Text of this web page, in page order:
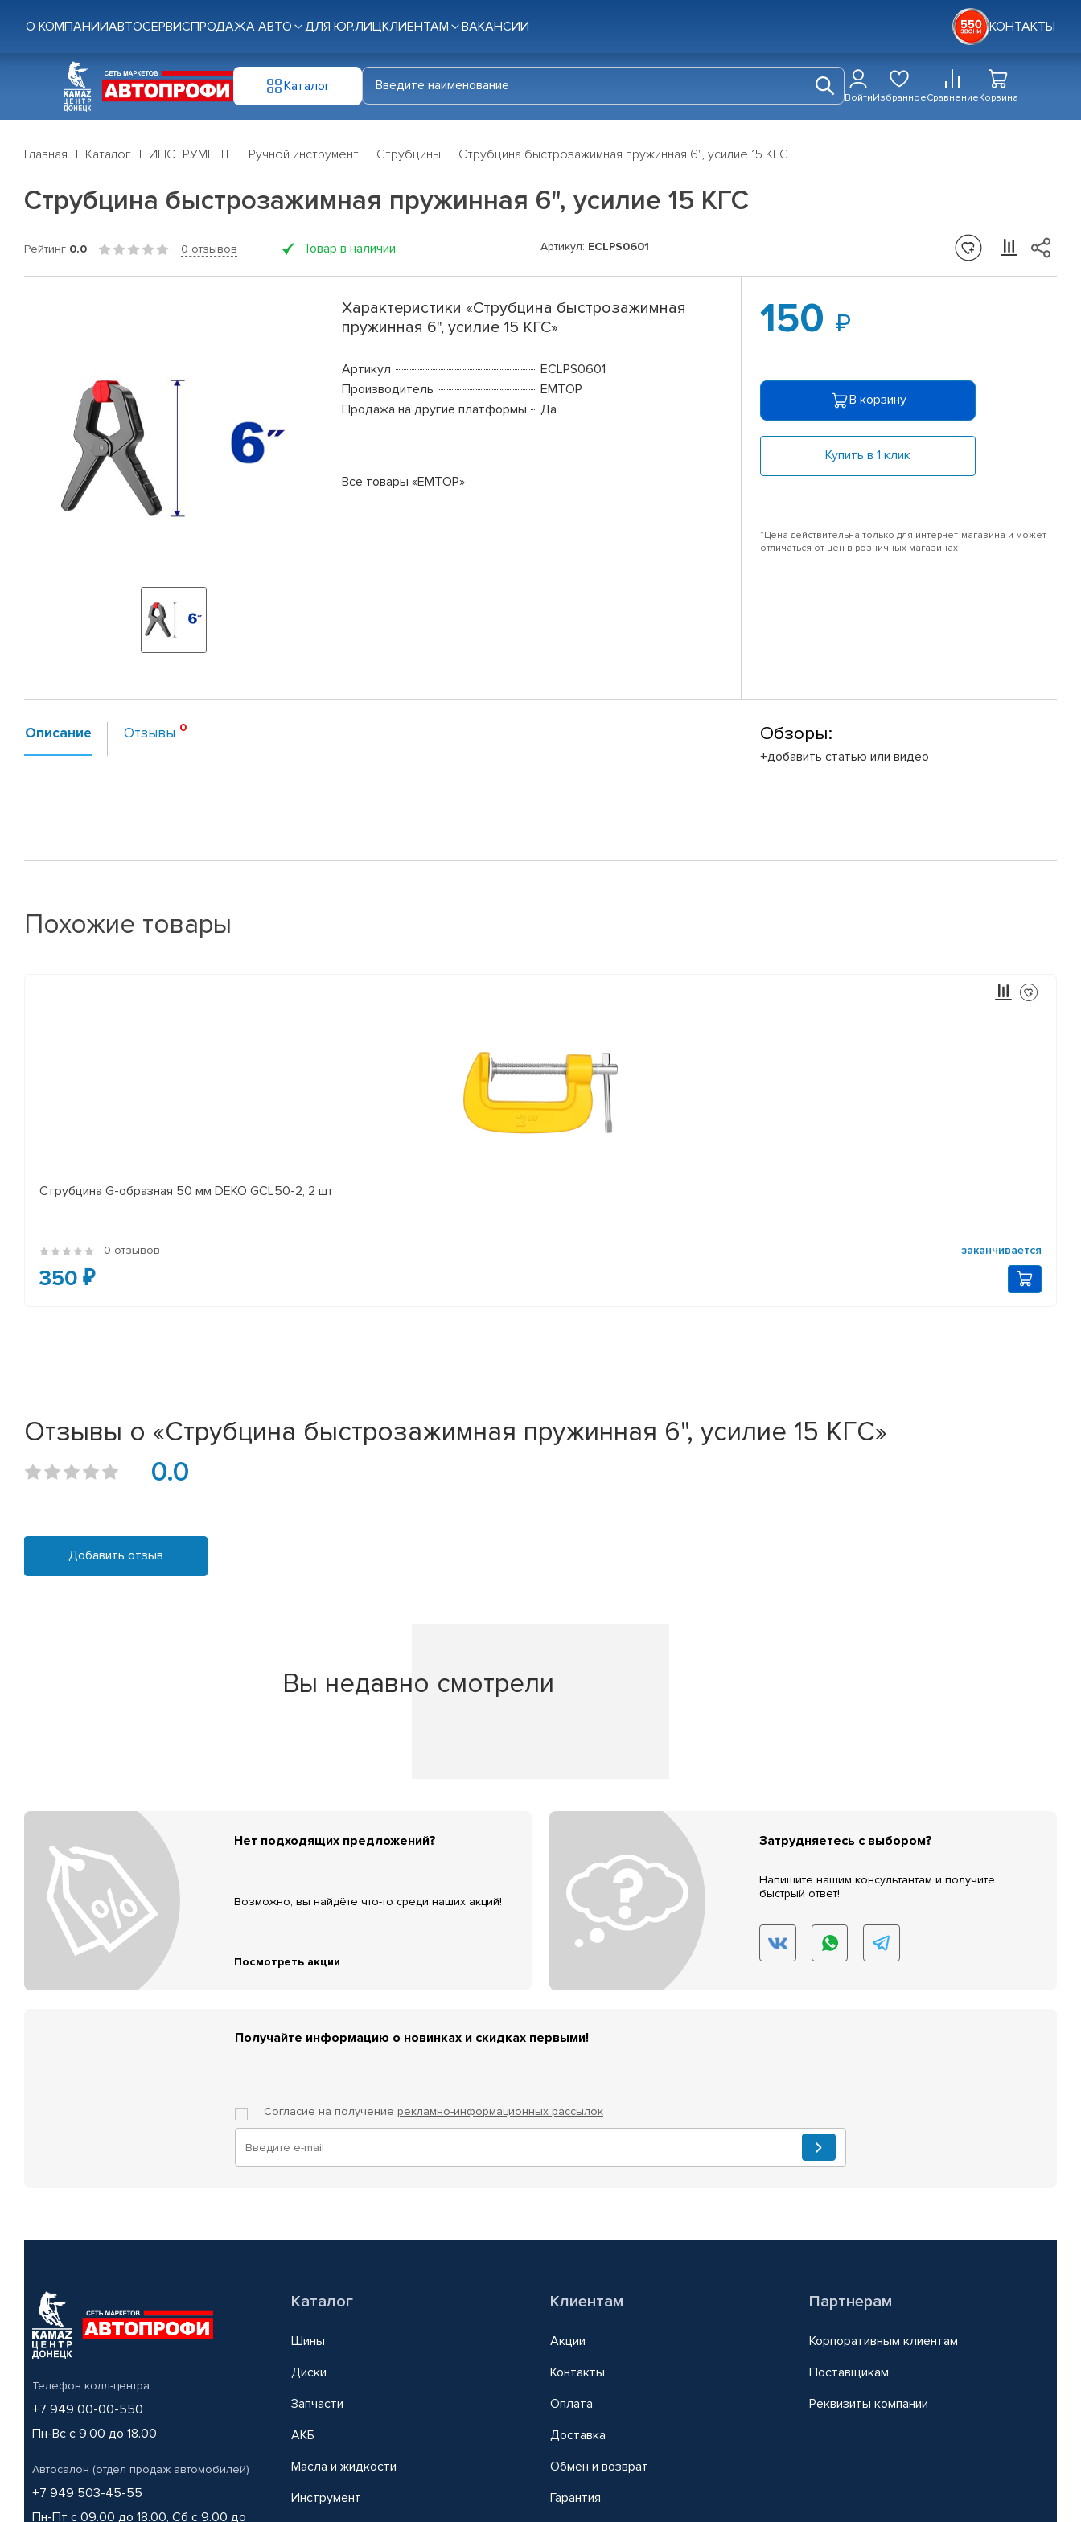
О КОМПАНИИАВТОСЕРВИСПРОДАЖА АВТО ДЛЯ ЮР.ЛИЦКЛИЕНТАМ ВАКАНСИИ КОНТАКТЫ
Каталог
ВойтиИзбранноеСравнениеКорзина
Главная Каталог ИНСТРУМЕНТ Ручной инструмент Струбцины Струбцина быстрозажимная пружинная 6", усилие 15 КГС
Струбцина быстрозажимная пружинная 6", усилие 15 КГС
Рейтинг 0.0 0 отзывов Товар в наличии Артикул: ECLPS0601
Характеристики «Струбцина быстрозажимная
пружинная 6", усилие 15 КГС»
Артикул
ECLPS0601
Производитель
EMTOP
Продажа на другие платформы
Да
Все товары «EMTOP»
150
В корзину
Купить в 1 клик
*Цена действительна только для интернет-магазина и может
отличаться от цен в розничных магазинах
Описание Отзывы Обзоры:
+добавить статью или видео
Похожие товары
Струбцина G-образная 50 мм DEKO GCL50-2, 2 шт
0 отзывов заканчивается
350 ₽
Отзывы о «Струбцина быстрозажимная пружинная 6", усилие 15 КГС»
0.0
Добавить отзыв
Вы недавно смотрели
Нет подходящих предложений?
Возможно, вы найдёте что-то среди наших акций!
Посмотреть акции
Затрудняетесь с выбором?
Напишите нашим консультантам и получите
быстрый ответ!
Получайте информацию о новинках и скидках первыми!
Согласие на получение рекламно-информационных рассылок
Телефон колл-центра
+7 949 00-00-550
Пн-Вс с 9.00 до 18.00
Автосалон (отдел продаж автомобилей)
+7 949 503-45-55
Пн-Пт с 09.00 до 18.00, Сб с 9.00 до
Каталог
Шины
Диски
Запчасти
АКБ
Масла и жидкости
Инструмент
Клиентам
Акции
Контакты
Оплата
Доставка
Обмен и возврат
Гарантия
Партнерам
Корпоративным клиентам
Поставщикам
Реквизиты компании